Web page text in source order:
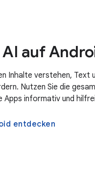
auf
Inhalte verstehen, Text
Nutzen Sie die
Apps informativ und
entdecken